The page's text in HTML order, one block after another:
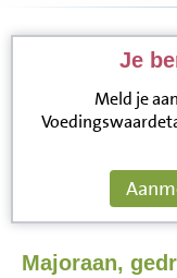
Je
Meld je
Majoraan,